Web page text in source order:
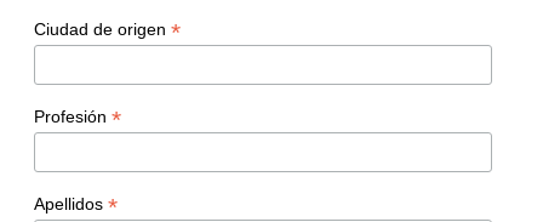
Ciudad de origen *
Profesión *
Apellidos *